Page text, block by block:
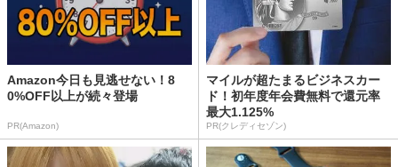
Amazon今日も見逃せない！8
0%OFF以上が続々登場
PR(Amazon)
マイルが超たまるビジネスカー
ド！初年度年会費無料で還元率
最大1.125%
PR(クレディセゾン)